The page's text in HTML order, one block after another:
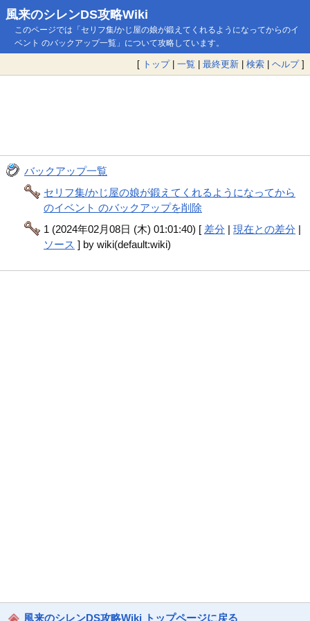
風来のシレンDS攻略Wiki
このページでは「セリフ集/かじ屋の娘が鍛えてくれるようになってからのイ
ベント のバックアップ一覧」について攻略しています。
[ トップ| 一覧 | 最終更新 | 検索 | ヘルプ]
バックアップ一覧
セリフ集/かじ屋の娘が鍛えてくれるようになってから
のイベント のバックアップを削除
1 (2024年02月08日 (木) 01:01:40) [ 差分 |現在との差分 |
ソース ] by wiki(default:wiki)
風来のシレンDS攻略Wiki トップページに戻る